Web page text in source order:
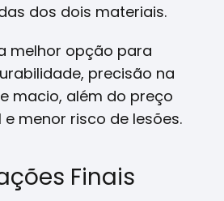
dos dois materiais.
melhor opção para
precisão na
macio, além do preço
menor risco de lesões.
Finais